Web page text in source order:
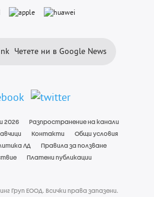
Четете ни в Google News
2026
Разпространение на канали
Контакти
Общи условия
ЛД
Правила за ползване
Платени публикации
Груп ЕООД. Всички права запазени.